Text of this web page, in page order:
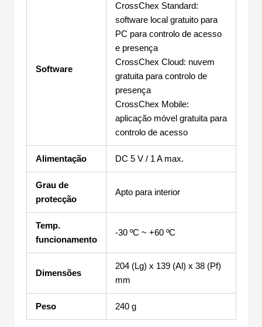
Software
CrossChex Standard:
software local gratuito para
PC para controlo de acesso
e presença
CrossChex Cloud: nuvem
gratuita para controlo de
presença
CrossChex Mobile:
aplicação móvel gratuita para
controlo de acesso
Alimentação DC 5 V / 1 A max.
Grau de
protecção
Apto para interior
Temp.
funcionamento
-30 ºC ~ +60 ºC
Dimensões
204 (Lg) x 139 (Al) x 38 (Pf)
mm
Peso 240 g